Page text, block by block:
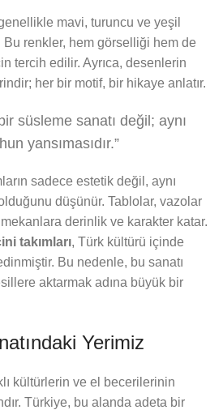
mavi, turuncu ve yeşil
Bu renkler, hem görselliği hem de
tercih edilir. Ayrıca, desenlerin
her bir motif, bir hikaye anlatır.
süsleme sanatı değil; aynı
yansımasıdır.”
sadece estetik değil, aynı
düşünür. Tablolar, vazolar
derinlik ve karakter katar.
takımları, Türk kültürü içinde
Bu nedenle, bu sanatı
aktarmak adına büyük bir
Yerimiz
kültürlerin ve el becerilerinin
Türkiye, bu alanda adeta bir